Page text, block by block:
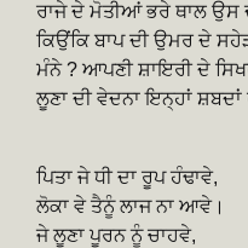
ਰਾਜੇ ਦੇ ਮੋਤੀਆਂ ਭਰੇ ਥਾਲ ਉਸ
ਕਿਉਂਕਿ ਬਾਪ ਦੀ ਉਮਰ ਦੇ
ਮੰਨੇ ? ਆਪਣੀ ਸ਼ਾਇਰੀ ਦੇ
ਲੂਣਾ ਦੀ ਵੇਦਨਾ ਇਨ੍ਹਾਂ ਸ਼ਬਦਾਂ
ਪਿਤਾ ਜੇ ਧੀ ਦਾ ਰੂਪ ਹੰਢਾਵੇ,
ਲੋਕਾ ਵੇ ਤੈਨੂੰ ਲਾਜ ਨਾ ਆਵੇ।
ਜੇ ਲੂਣਾ ਪੂਰਨ ਨੂੰ ਚਾਹਵੇ,